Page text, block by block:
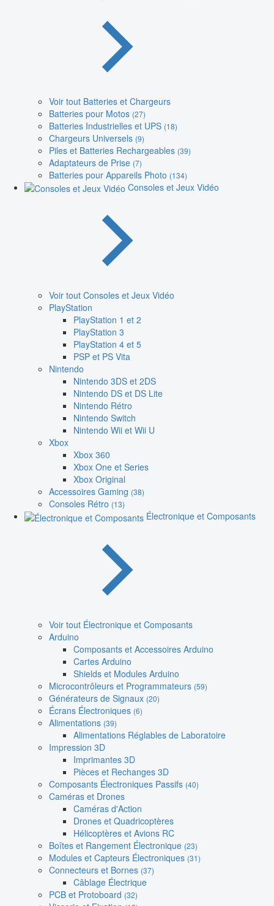
Voir tout Batteries et Chargeurs
Batteries pour Motos (27)
Batteries Industrielles et UPS (18)
Chargeurs Universels (9)
Piles et Batteries Rechargeables (39)
Adaptateurs de Prise (7)
Batteries pour Appareils Photo (134)
Consoles et Jeux Vidéo
Voir tout Consoles et Jeux Vidéo
PlayStation
PlayStation 1 et 2
PlayStation 3
PlayStation 4 et 5
PSP et PS Vita
Nintendo
Nintendo 3DS et 2DS
Nintendo DS et DS Lite
Nintendo Rétro
Nintendo Switch
Nintendo Wii et Wii U
Xbox
Xbox 360
Xbox One et Series
Xbox Original
Accessoires Gaming (38)
Consoles Rétro (13)
Électronique et Composants
Voir tout Électronique et Composants
Arduino
Composants et Accessoires Arduino
Cartes Arduino
Shields et Modules Arduino
Microcontrôleurs et Programmateurs (59)
Générateurs de Signaux (20)
Écrans Électroniques (6)
Alimentations (39)
Alimentations Réglables de Laboratoire
Impression 3D
Imprimantes 3D
Pièces et Rechanges 3D
Composants Électroniques Passifs (40)
Caméras et Drones
Caméras d'Action
Drones et Quadricoptères
Hélicoptères et Avions RC
Boîtes et Rangement Électronique (23)
Modules et Capteurs Électroniques (31)
Connecteurs et Bornes (37)
Câblage Électrique
PCB et Protoboard (32)